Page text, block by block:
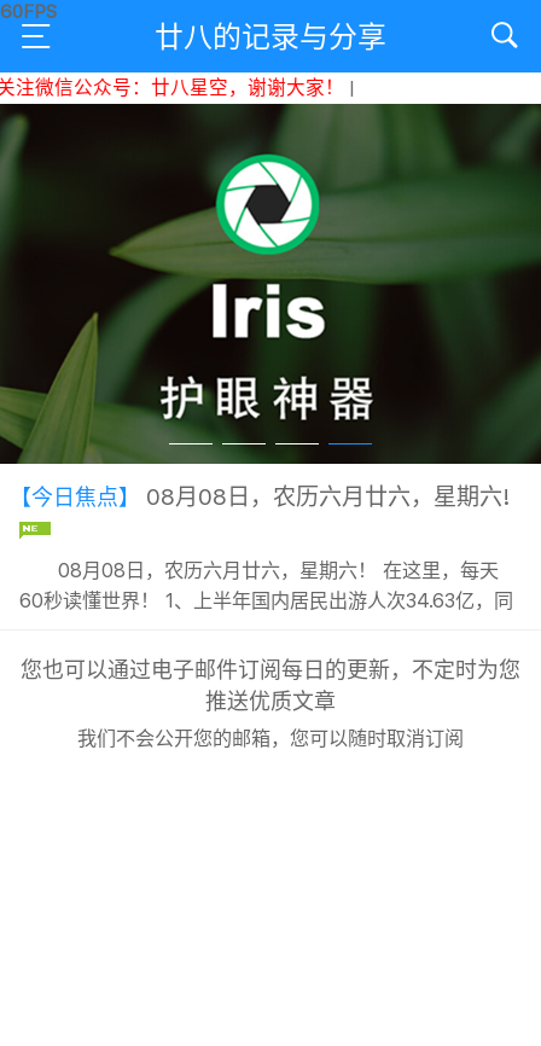
廿八的记录与分享
信公众号：廿八星空，谢谢大家！|
【今日焦点】 08月08日，农历六月廿六，星期六!
08月08日，农历六月廿六，星期六！ 在这里，每天
60秒读懂世界！ 1、上半年国内居民出游人次34.63亿，同
2、今年前7月我国货物贸易进出口总值超30万亿元，同比
增长17.3%，延续良好的增长态势；; 3、东航发布新规：8
您也可以通过电子邮件订阅每日的更新，不定时为您
推送优质文章
我们不会公开您的邮箱，您可以随时取消订阅